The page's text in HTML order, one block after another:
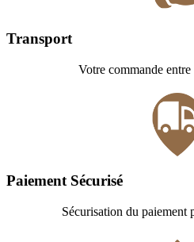
Transport
Votre commande
Paiement Sécurisé
Sécurisation du paiement